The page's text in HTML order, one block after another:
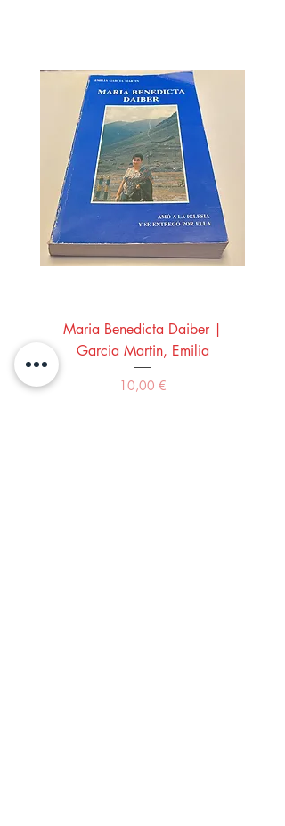
Maria Benedicta Daiber |
Garcia Martin, Emilia
Precio
10,00 €